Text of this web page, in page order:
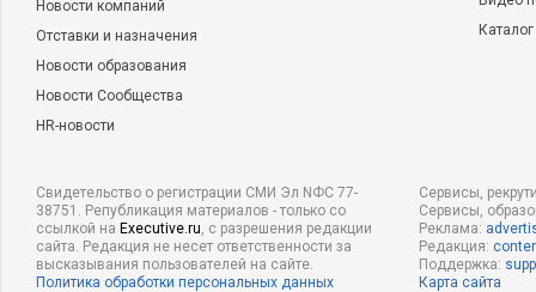
Новости компаний
Отставки и назначения
Новости образования
Новости Сообщества
HR-новости
Свидетельство о регистрации СМИ Эл NФС 77-
38751. Републикация материалов - только со
ссылкой на Executive.ru, с разрешения редакции
сайта. Редакция не несет ответственности за
высказывания пользователей на сайте.
Политика обработки персональных данных
Сервисы,
Сервисы,
Реклама:
Редакция:
Поддержка:
Карта сайта